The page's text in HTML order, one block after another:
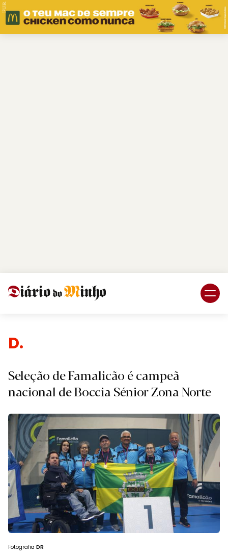
PUB.
Despo
Seleção de Famalicão é campeã
nacional de Boccia Sénior Zona Norte
Fotografia DR